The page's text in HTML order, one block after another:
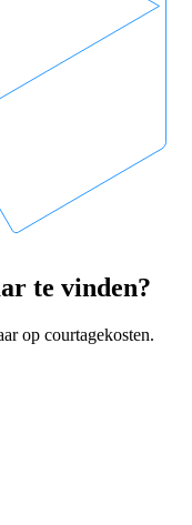
te vinden?
op courtagekosten.